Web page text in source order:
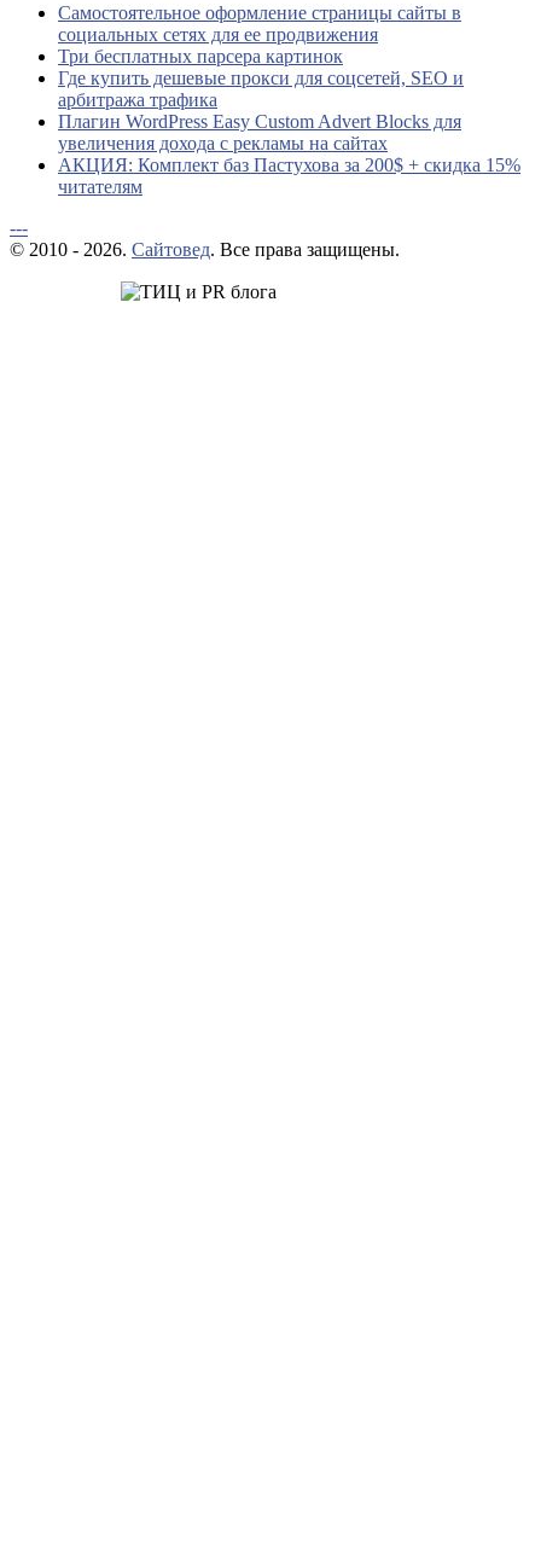
Самостоятельное оформление страницы сайты в
социальных сетях для ее продвижения
Три бесплатных парсера картинок
Где купить дешевые прокси для соцсетей, SEO и
арбитража трафика
Плагин WordPress Easy Custom Advert Blocks для
увеличения дохода с рекламы на сайтах
АКЦИЯ: Комплект баз Пастухова за 200$ + скидка 15%
читателям
---
© 2010 - 2026. Сайтовед. Все права защищены.